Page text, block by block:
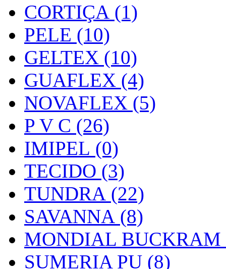
CORTIÇA (1)
PELE (10)
GELTEX (10)
GUAFLEX (4)
NOVAFLEX (5)
P V C (26)
IMIPEL (0)
TECIDO (3)
TUNDRA (22)
SAVANNA (8)
MONDIAL BUCKRAM
SUMERIA PU (8)